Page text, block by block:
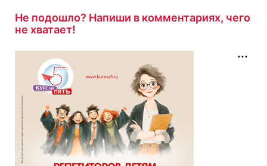
Не подошло? Напиши в комментариях, чего
не хватает!